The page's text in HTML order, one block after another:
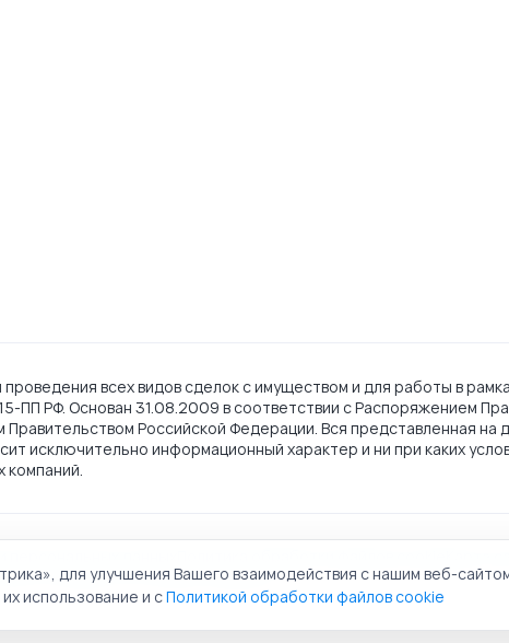
всех видов сделок с имуществом и для работы в
РФ. Основан 31.08.2009 в соответствии с Распоряжением
Российской Федерации. Вся представленная
исключительно информационный характер и ни при каких
компаний.
площадка. Все права защищены.
для улучшения Вашего взаимодействия с нашим веб-
использование и сПолитикой обработки файлов cookie